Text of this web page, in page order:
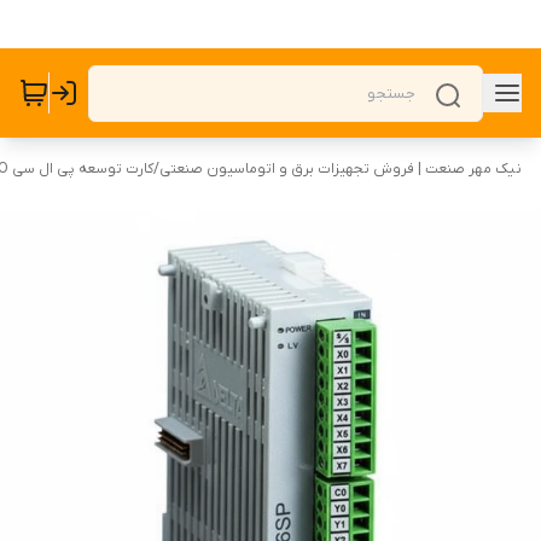
نیک مهر صنعت | فروش تجهیزات برق و اتوماسیون صنعتی/کارت توسعه پی ال سی PLC I/O